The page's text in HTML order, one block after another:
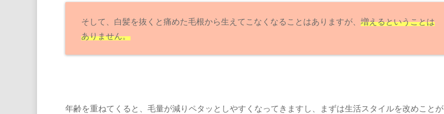
そして、白髪を抜くと痛めた毛根から生えてこなくなることはありますが、 増えるということは
ありません。
年齢を重ねてくると、毛量が減りペタッとしやすくなってきますし、まずは生活スタイルを改めことが